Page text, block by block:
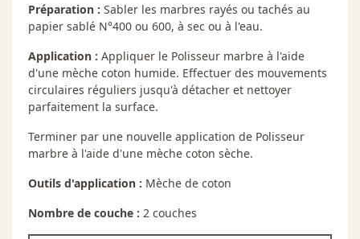
Préparation : Sabler les marbres rayés ou tachés au
papier sablé N°400 ou 600, à sec ou à l'eau.
Application : Appliquer le Polisseur marbre à l'aide
d'une mèche coton humide. Effectuer des mouvements
circulaires réguliers jusqu'à détacher et nettoyer
parfaitement la surface.
Terminer par une nouvelle application de Polisseur
marbre à l'aide d'une mèche coton sèche.
Outils d'application : Mèche de coton
Nombre de couche : 2 couches